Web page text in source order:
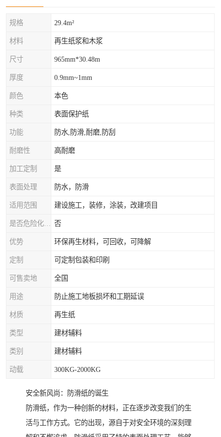
规格 29.4m²
材料 再生纸浆和木浆
尺寸 965mm*30.48m
厚度 0.9mm~1mm
颜色 本色
种类 表面保护纸
功能 防水,防滑,耐磨,防刮
耐磨性 高耐磨
加工定制 是
表面处理 防水，防滑
适用范围 建设施工，装修，涂装，改建项目
否
优势 环保再生材料，可回收，可降解
定制 可定制包装和印刷
可售卖地 全国
用途 防止施工地板损坏和工期延误
材质 再生纸
类型 建材辅料
类别 建材辅料
动载 300KG-2000KG
安全新风尚：防滑纸的诞生
防滑纸，作为一种创新的材料，正在逐步改变我们的生
活与工作方式。它的出现，源自于对安全环境的深刻理